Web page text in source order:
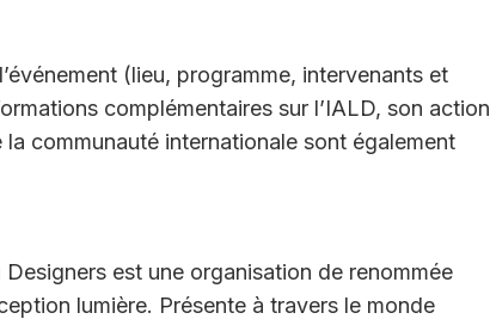
(lieu, programme, intervenants et
complémentaires sur l’IALD, son action
communauté internationale sont également
est une organisation de renommée
lumière. Présente à travers le monde